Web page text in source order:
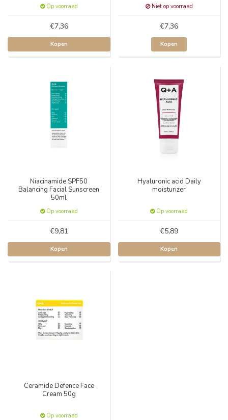
Op voorraad
€7,36
Kopen
Niet op voorraad
€7,36
Kopen
Niacinamide SPF50
Balancing Facial Sunscreen
50ml
Op voorraad
€9,81
Kopen
Hyaluronic acid Daily
moisturizer
Op voorraad
€5,89
Kopen
Ceramide Defence Face
Cream 50g
Op voorraad